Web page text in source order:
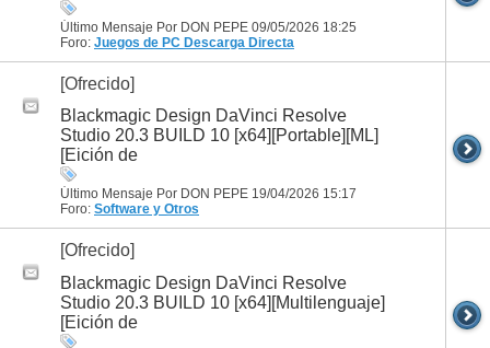
Último Mensaje Por DON PEPE 09/05/2026 18:25
Foro: Juegos de PC Descarga Directa
[Ofrecido]
Blackmagic Design DaVinci Resolve
Studio 20.3 BUILD 10 [x64][Portable][ML]
[Eición de
Último Mensaje Por DON PEPE 19/04/2026 15:17
Foro: Software y Otros
[Ofrecido]
Blackmagic Design DaVinci Resolve
Studio 20.3 BUILD 10 [x64][Multilenguaje]
[Eición de